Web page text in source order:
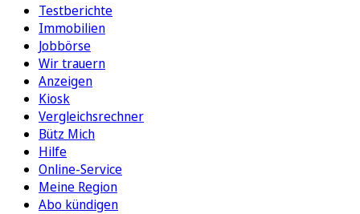
Testberichte
Immobilien
Jobbörse
Wir trauern
Anzeigen
Kiosk
Vergleichsrechner
Bütz Mich
Hilfe
Online-Service
Meine Region
Abo kündigen